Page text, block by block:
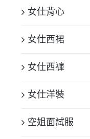
女仕背心
女仕西裙
女仕西褲
女仕洋裝
空姐面試服